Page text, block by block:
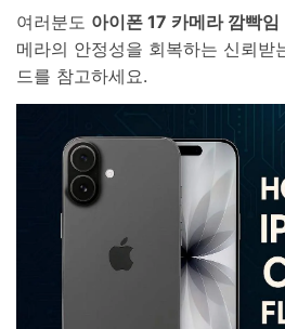
여러분도 아이폰 17 카메라 깜빡임
메라의 안정성을 회복하는 신뢰받
드를 참고하세요.